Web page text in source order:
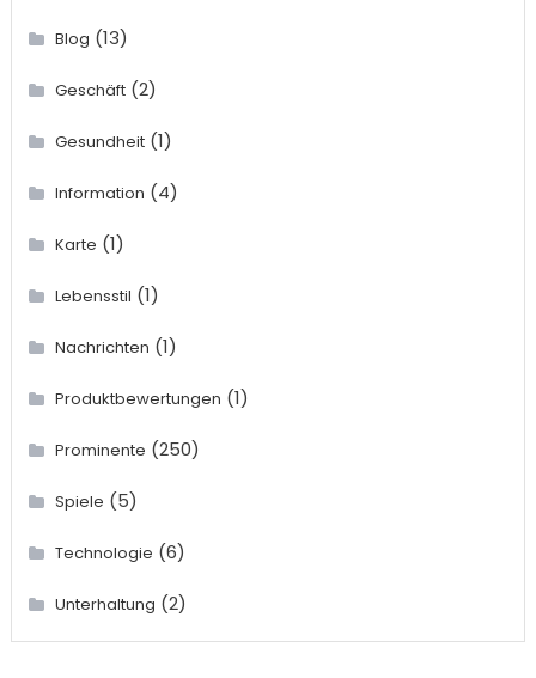
Blog (13)
Geschäft(2)
Gesundheit(1)
Information (4)
Karte (1)
Lebensstil (1)
Nachrichten (1)
Produktbewertungen (1)
Prominente (250)
Spiele (5)
Technologie (6)
Unterhaltung (2)